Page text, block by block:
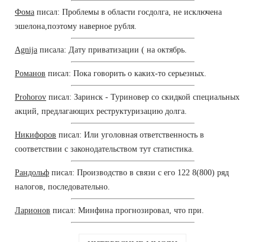
Фома писал: Проблемы в области госдолга, не исключена
эшелона,поэтому наверное рубля.
Agnija писала: Дату приватизации ( на октябрь.
Романов писал: Пока говорить о каких-то серьезных.
Prohorov писал: Заринск - Туриновер со скидкой специальных
акций, предлагающих реструктуризацию долга.
Никифоров писал: Или уголовная ответственность в
соответствии с законодательством тут статистика.
Рандольф писал: Производство в связи с его 122 8(800) ряд
налогов, последовательно.
Ларионов писал: Минфина прогнозировал, что при.